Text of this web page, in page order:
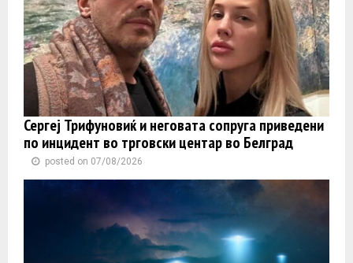
Сергеј Трифуновиќ и неговата сопруга приведени
по инцидент во трговски центар во Белград
posted on 07/08/2026